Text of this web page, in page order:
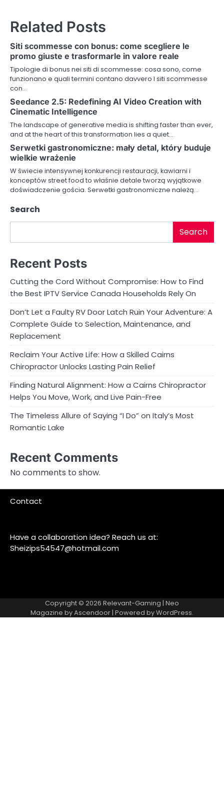
t
n
a
v
i
g
a
t
i
o
n
Related Posts
Siti scommesse con bonus: come scegliere le
promo giuste e trasformarle in valore reale
Tipologie di bonus nei siti di scommesse: cosa sono, come
funzionano e quali termini contano davvero I siti scommesse
con…
Seedance 2.5: Redefining AI Video Creation with
Cinematic Intelligence
The landscape of generative media is shifting faster than ever,
and at the heart of this transformation lies a quiet…
Serwetki gastronomiczne: mały detal, który buduje
wielkie wrażenie
W świecie intensywnej konkurencji restauracji, kawiarni i
konceptów street food to właśnie detale tworzą wyjątkowe
doświadczenie gościa. Serwetki gastronomiczne należą…
Search
Search
Recent Posts
Cutting the Cord Without Compromise: How to Find
the Best IPTV Service Canada Households Rely On
Don’t Let a Faulty RV Door Latch Ruin Your Adventure: A
Complete Guide to Selection, Maintenance, and
Replacement
Reclaim Your Active Life: How a Skilled Cairns
Chiropractor Unlocks Lasting Pain Relief
Finding Natural Alignment: How a Cairns Chiropractor
Helps You Move, Work, and Live Pain-Free
The Timeless Allure of Saying “I Do” on Italy’s Most
Romantic Lake
Recent Comments
No comments to show.
Contact
Have a collaboration idea? Reach us at:
Sheizips54547@hotmail.com
Copyright © 2026 Relevant-Gaming | Neo
Magazine byAscendoor| Powered byWordPress.